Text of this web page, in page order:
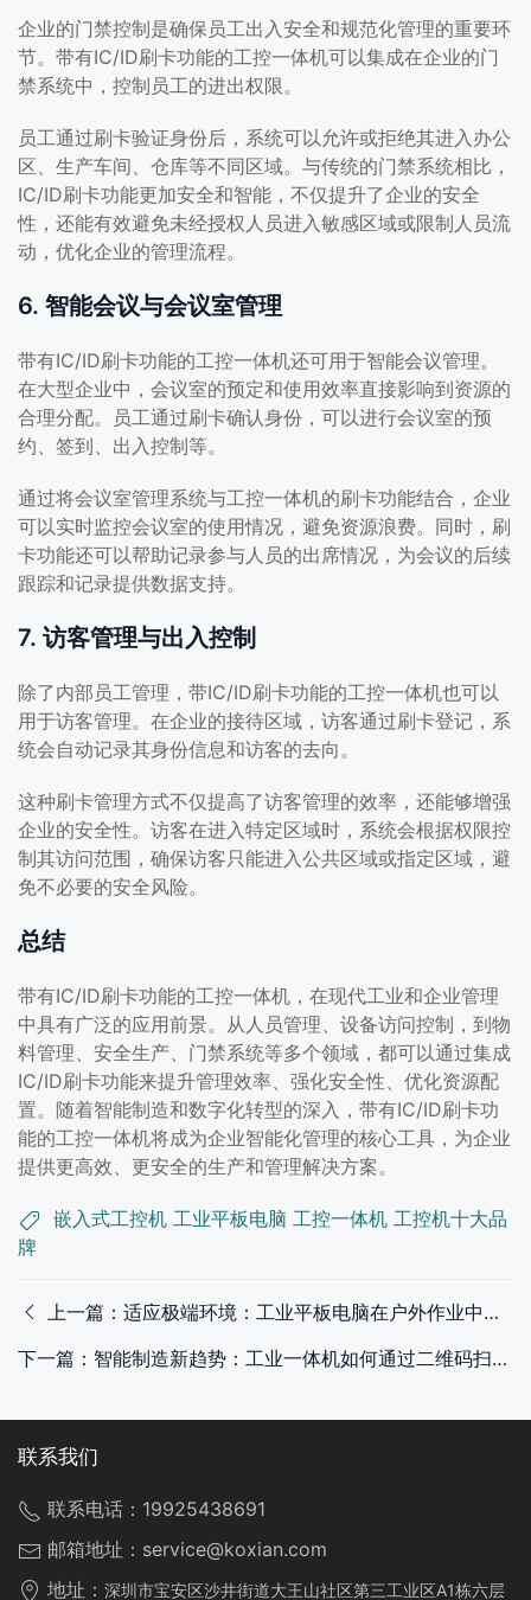
企业的门禁控制是确保员工出入安全和规范化管理的重要环
节。带有IC/ID刷卡功能的工控一体机可以集成在企业的门
禁系统中，控制员工的进出权限。
员工通过刷卡验证身份后，系统可以允许或拒绝其进入办公
区、生产车间、仓库等不同区域。与传统的门禁系统相比，
IC/ID刷卡功能更加安全和智能，不仅提升了企业的安全
性，还能有效避免未经授权人员进入敏感区域或限制人员流
动，优化企业的管理流程。
6. 智能会议与会议室管理
带有IC/ID刷卡功能的工控一体机还可用于智能会议管理。
在大型企业中，会议室的预定和使用效率直接影响到资源的
合理分配。员工通过刷卡确认身份，可以进行会议室的预
约、签到、出入控制等。
通过将会议室管理系统与工控一体机的刷卡功能结合，企业
可以实时监控会议室的使用情况，避免资源浪费。同时，刷
卡功能还可以帮助记录参与人员的出席情况，为会议的后续
跟踪和记录提供数据支持。
7. 访客管理与出入控制
除了内部员工管理，带IC/ID刷卡功能的工控一体机也可以
用于访客管理。在企业的接待区域，访客通过刷卡登记，系
统会自动记录其身份信息和访客的去向。
这种刷卡管理方式不仅提高了访客管理的效率，还能够增强
企业的安全性。访客在进入特定区域时，系统会根据权限控
制其访问范围，确保访客只能进入公共区域或指定区域，避
免不必要的安全风险。
总结
带有IC/ID刷卡功能的工控一体机，在现代工业和企业管理
中具有广泛的应用前景。从人员管理、设备访问控制，到物
料管理、安全生产、门禁系统等多个领域，都可以通过集成
IC/ID刷卡功能来提升管理效率、强化安全性、优化资源配
置。随着智能制造和数字化转型的深入，带有IC/ID刷卡功
能的工控一体机将成为企业智能化管理的核心工具，为企业
提供更高效、更安全的生产和管理解决方案。
嵌入式工控机 工业平板电脑 工控一体机 工控机十大品
牌
上一篇：适应极端环境：工业平板电脑在户外作业中的必备技能
下一篇：智能制造新趋势：工业一体机如何通过二维码扫描提升生产效率？
联系我们
联系电话： 19925438691
邮箱地址： service@koxian.com
地址： 深圳市宝安区沙井街道大王山社区第三工业区A1栋六层